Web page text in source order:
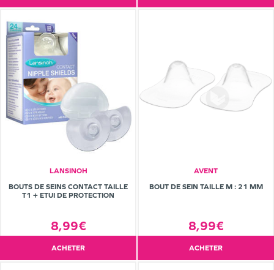
LANSINOH
BOUTS DE SEINS CONTACT TAILLE
T1 + ETUI DE PROTECTION
8,99€
ACHETER
AVENT
BOUT DE SEIN TAILLE M : 21 MM
8,99€
ACHETER